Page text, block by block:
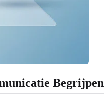
Begrijpen